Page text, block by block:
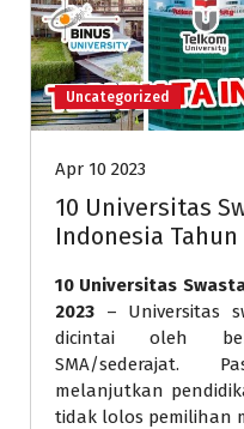
Uncategorized
Apr 10 2023
10 Universitas
Indonesia Tahun
10 Universitas
2023 – Universitas
dicintai oleh
SMA/sederajat.
melanjutkan
tidak lolos pemilihan